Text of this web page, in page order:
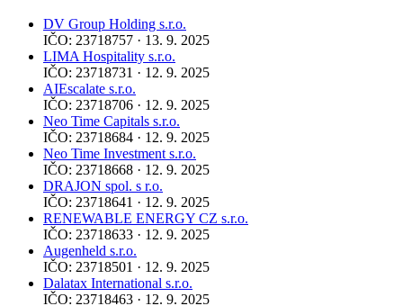
DV Group Holding s.r.o.
IČO: 23718757 · 13. 9. 2025
LIMA Hospitality s.r.o.
IČO: 23718731 · 12. 9. 2025
AIEscalate s.r.o.
IČO: 23718706 · 12. 9. 2025
Neo Time Capitals s.r.o.
IČO: 23718684 · 12. 9. 2025
Neo Time Investment s.r.o.
IČO: 23718668 · 12. 9. 2025
DRAJON spol. s r.o.
IČO: 23718641 · 12. 9. 2025
RENEWABLE ENERGY CZ s.r.o.
IČO: 23718633 · 12. 9. 2025
Augenheld s.r.o.
IČO: 23718501 · 12. 9. 2025
Dalatax International s.r.o.
IČO: 23718463 · 12. 9. 2025